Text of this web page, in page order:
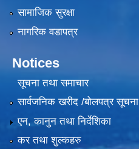
सामाजिक सुरक्षा
नागरिक वडापत्र
Notices
सूचना तथा समाचार
सार्वजनिक खरीद /बोलपत्र सूचना
एन, कानुन तथा निर्देशिका
कर तथा शुल्कहरु